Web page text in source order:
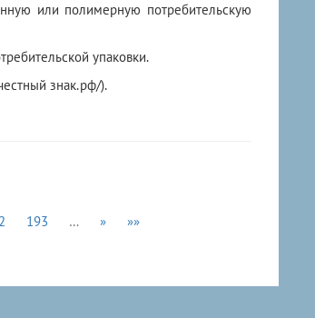
или полимерную потребительскую
упаковки.
знак.рф/).
193 … » »»